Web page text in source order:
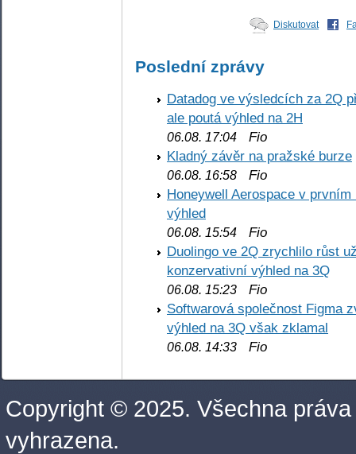
Diskutovat
Poslední zprávy
Datadog ve výsledcích za 2Q
ale poutá výhled na 2H
06.08. 17:04 Fio
Kladný závěr na pražské burze
06.08. 16:58 Fio
Honeywell Aerospace v
výhled
06.08. 15:54 Fio
Duolingo ve 2Q zrychlilo růst
konzervativní výhled na 3Q
06.08. 15:23 Fio
Softwarová společnost Figma
výhled na 3Q však zklamal
06.08. 14:33 Fio
Copyright © 2025. Všechna práva
vyhrazena.